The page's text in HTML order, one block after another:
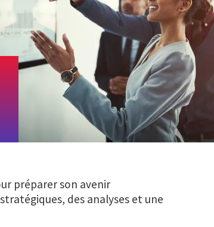
préparer son avenir
des analyses et une